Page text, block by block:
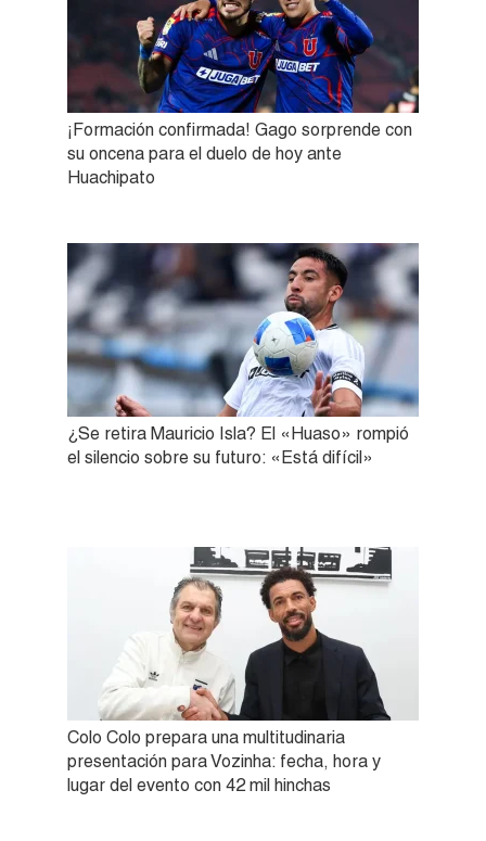
¡Formación confirmada! Gago sorprende con
su oncena para el duelo de hoy ante
Huachipato
¿Se retira Mauricio Isla? El «Huaso» rompió
el silencio sobre su futuro: «Está difícil»
Colo Colo prepara una multitudinaria
presentación para Vozinha: fecha, hora y
lugar del evento con 42 mil hinchas